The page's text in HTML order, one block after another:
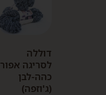
דוללה
לסריגה אפור
כהה-לבן
(ג'וזפה)